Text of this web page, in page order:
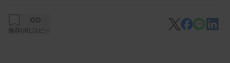
して出席するのは2回目で、同日は講演後、田村氏
保存URLコピー